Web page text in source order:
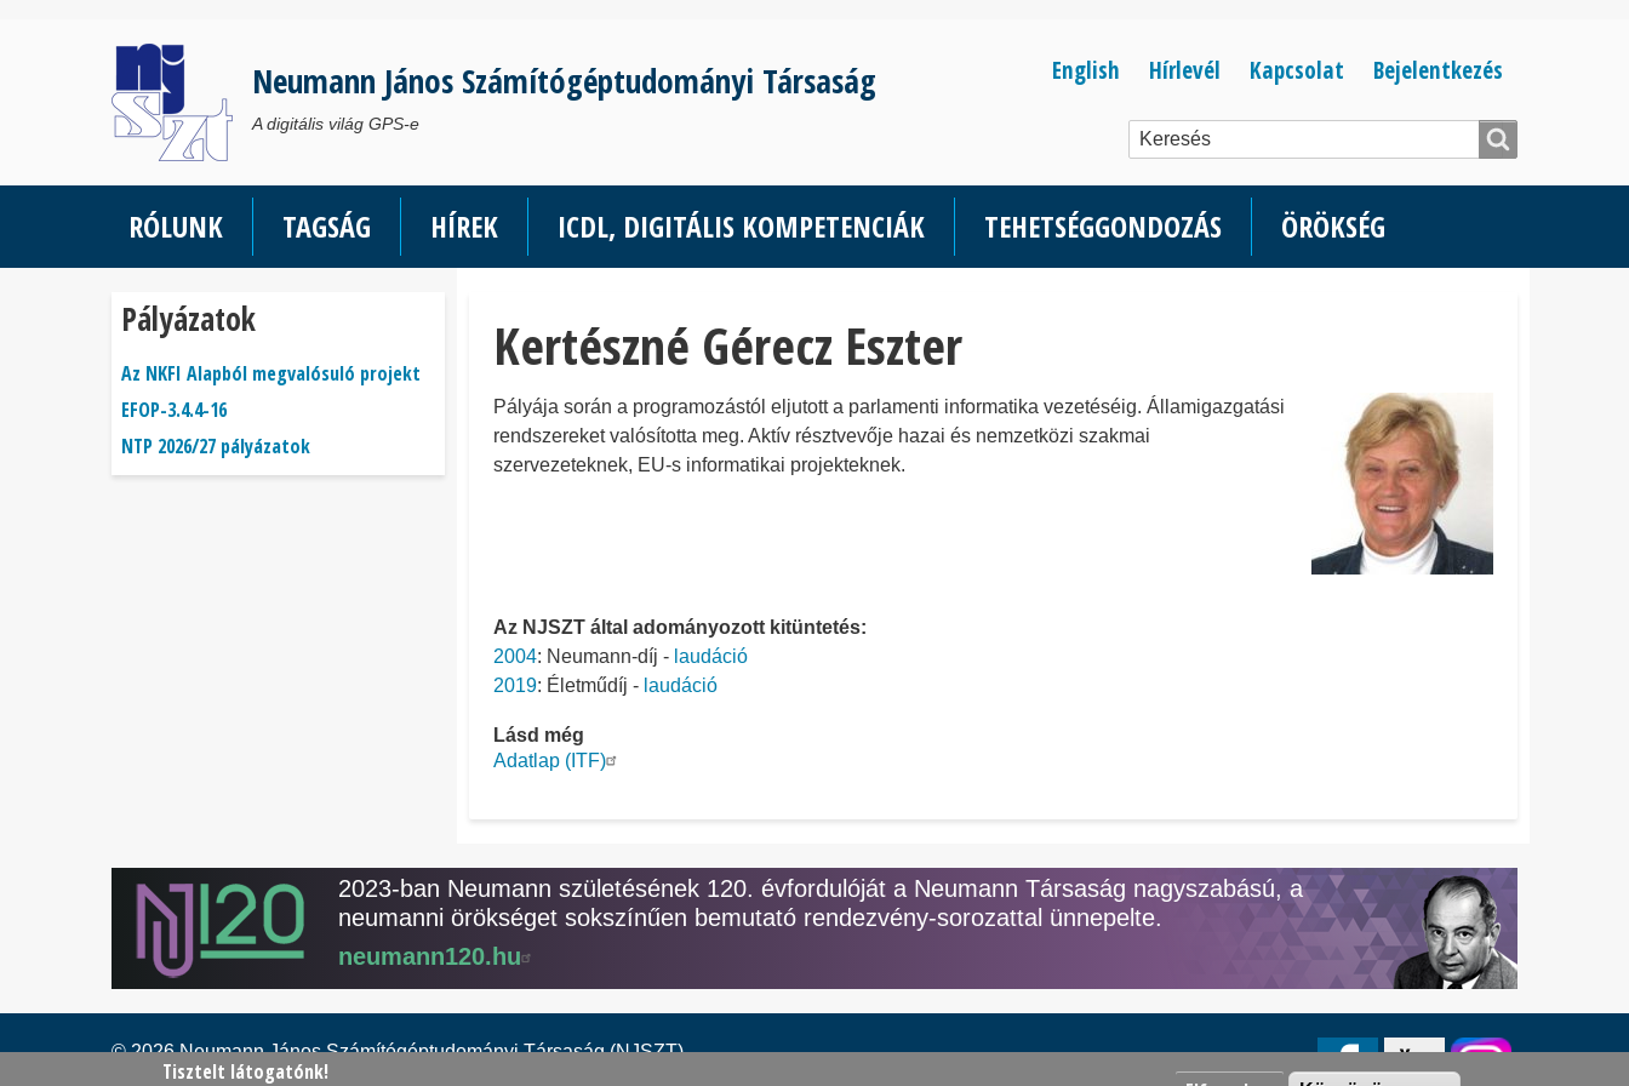
Neumann János Számítógéptudományi Társaság
A digitális világ GPS-e
Bejelentkezés
menüje
Bejelentkezés
English Hírlevél Kapcsolat
RÓLUNK TAGSÁG HÍREK ICDL, DIGITÁLIS KOMPETENCIÁK TEHETSÉGGONDOZÁS ÖRÖKSÉG
Kertészné Gérecz Eszter
Pályája során a programozástól eljutott a parlamenti informatika vezetéséig. Államigazgatási
rendszereket valósította meg. Aktív résztvevője hazai és nemzetközi szakmai
szervezeteknek, EU-s informatikai projekteknek.
Az NJSZT által adományozott kitüntetés:
2004: Neumann-díj - laudáció
2019: Életműdíj - laudáció
Lásd még
Adatlap (ITF)
Pályázatok
Az NKFI Alapból megvalósuló projekt
EFOP-3.4.4-16
NTP 2026/27 pályázatok
2023-ban Neumann születésének 120. évfordulóját a Neumann Társaság nagyszabású, a
neumanni örökséget sokszínűen bemutató rendezvény-sorozattal ünnepelte.
neumann120.hu
© 2026 Neumann János Számítógéptudományi Társaság (NJSZT)
Tisztelt látogatónk!